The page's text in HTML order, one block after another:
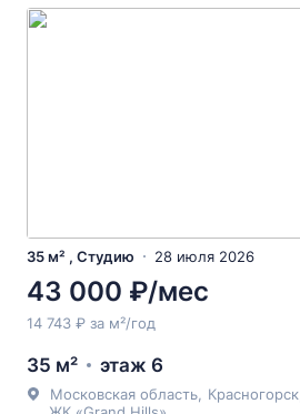
35 м² , Студию 28 июля 2026
43 000 ₽/мес
14 743 ₽ за м²/год
35 м² этаж 6
Московская область Красногорск